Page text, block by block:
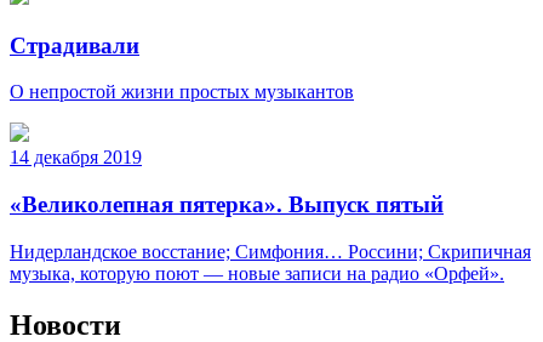
Страдивали
О непростой жизни простых музыкантов
14 декабря 2019
«Великолепная пятерка». Выпуск пятый
Нидерландское восстание; Симфония… Россини; Скрипичная
музыка, которую поют — новые записи на радио «Орфей».
Новости